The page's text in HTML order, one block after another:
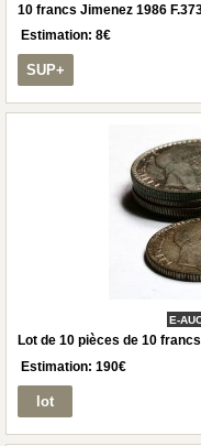
10 francs Jimenez 1986
Estimation: 8€
SUP+
E-
Lot de 10 pièces de 10
Estimation: 190€
lot